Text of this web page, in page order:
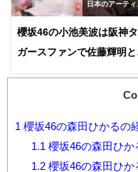
日本のアーティ
櫻坂46の小池美波は阪神
ガースファンで佐藤輝明と
1 櫻坂46の森田ひかるの
1.1 櫻坂46の森田ひか
1.2櫻坂46の森田ひか